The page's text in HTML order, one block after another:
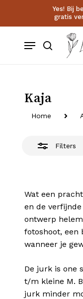
content
Yes! Bij
gratis
search
Menu
Cart
Kaja
Home
Filters
Wat een
en de
ontwerp
fotoshoot, een
wanneer je
De jurk is one
t/m kleine M.
jurk minder